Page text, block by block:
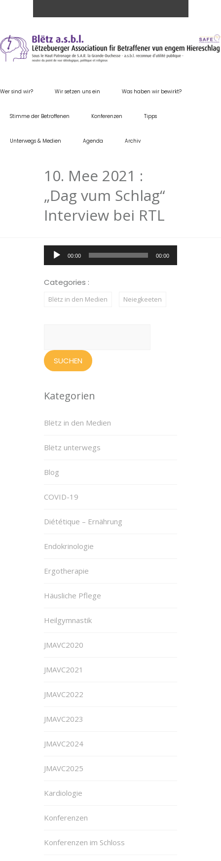
Wer sind wir? Wir setzen uns ein Was haben wir bewirkt?
Stimme der Betroffenen Konferenzen Tipps
Unterwegs & Medien Agenda Archiv
10. Mee 2021 :
„Dag vum Schlag“
Interview bei RTL
Audio-
Player
00:00 00:00
Categories :
Blëtz in den Medien Neiegkeeten
Kategorien
Blëtz in den Medien
Blëtz unterwegs
Blog
COVID-19
Diététique – Ernährung
Endokrinologie
Ergotherapie
Häusliche Pflege
Heilgymnastik
JMAVC2020
JMAVC2021
JMAVC2022
JMAVC2023
JMAVC2024
JMAVC2025
Kardiologie
Konferenzen
Konferenzen im Schloss